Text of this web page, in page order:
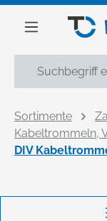
springen
Sortimente
Kabeltrommeln,
DIV